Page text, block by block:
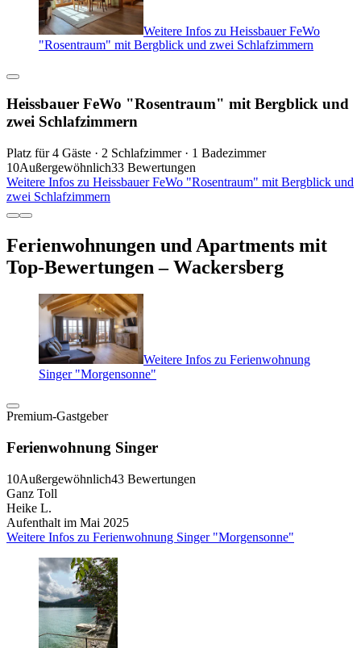
Weitere Infos zu Heissbauer FeWo
"Rosentraum" mit Bergblick und zwei Schlafzimmern
Heissbauer FeWo "Rosentraum" mit Bergblick und
zwei Schlafzimmern
Platz für 4 Gäste · 2 Schlafzimmer · 1 Badezimmer
10Außergewöhnlich33 Bewertungen
Weitere Infos zu Heissbauer FeWo "Rosentraum" mit Bergblick und
zwei Schlafzimmern
Ferienwohnungen und Apartments mit
Top-Bewertungen – Wackersberg
Weitere Infos zu Ferienwohnung
Singer "Morgensonne"
Premium-Gastgeber
Ferienwohnung Singer
10Außergewöhnlich43 Bewertungen
Ganz Toll
Heike L.
Aufenthalt im Mai 2025
Weitere Infos zu Ferienwohnung Singer "Morgensonne"